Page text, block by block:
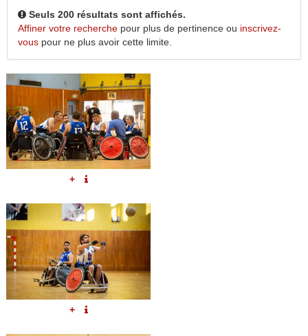
Seuls 200 résultats sont affichés.
Affiner votre recherche pour plus de pertinence ou inscrivez-
vous pour ne plus avoir cette limite.
+
+